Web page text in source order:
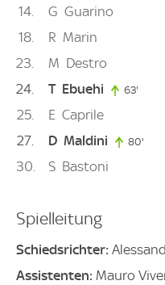
14 G Guarino
18
R Marin
23
M Destro
24
T Ebuehi 63'
25 E Caprile
27
D Maldini 80'
30 S Bastoni
Spielleitung
Schiedsrichter:
Assistenten: Mauro